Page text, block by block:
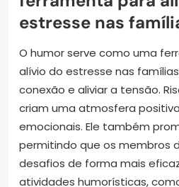
estresse nas
O humor serve como uma
alívio do estresse nas
conexão e aliviar a tensão.
criam uma atmosfera
emocionais. Ele também
permitindo que os membros
desafios de forma mais
atividades humorísticas,